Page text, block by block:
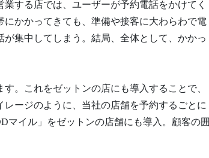
する店では、ユーザーが予約電話をかけてく
かかってきても、準備や接客に大わらわで電
集中してしまう。結局、全体として、かかっ
。これをゼットンの店にも導入することで、
ージのように、当社の店舗を予約するごとに
マイル」をゼットンの店舗にも導入。顧客の囲